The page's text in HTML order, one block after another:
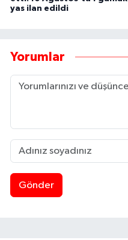
yas ilan edildi
Yorumlar
Gönder